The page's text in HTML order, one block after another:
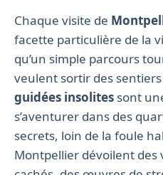
Chaque visite de
facette particulière de la
qu’un simple parcours
veulent sortir des
guidées insolites sont
s’aventurer dans des
secrets, loin de la foule
Montpellier dévoilent des